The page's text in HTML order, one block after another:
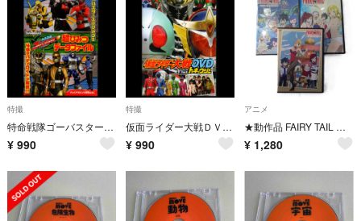
特撮
特命戦隊ゴーバスターズ 超ひみつデータファイル
¥ 990
特撮
仮面ライダー大戦ＤＶＤ ｆｅａｔ．トッキュウジャー
¥ 990
アニメ
★動作品 FAIRY TAIL フェアリーテイル DVD 3本セット★
¥ 1,280